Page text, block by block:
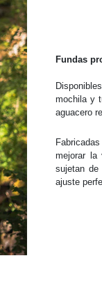
Fundas
mochila y
aguacero
mejorar la
sujetan
ajuste